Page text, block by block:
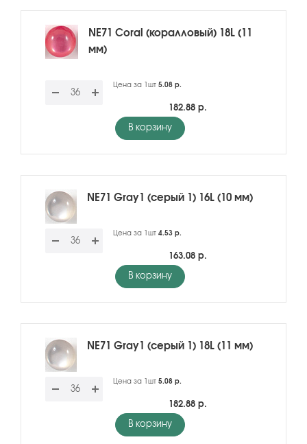
NE71 Coral (коралловый) 18L (11
мм)
Цена за 1шт 5.08 р.
182.88 р.
В корзину
NE71 Gray1 (серый 1) 16L (10 мм)
Цена за 1шт 4.53 р.
163.08 р.
В корзину
NE71 Gray1 (серый 1) 18L (11 мм)
Цена за 1шт 5.08 р.
182.88 р.
В корзину